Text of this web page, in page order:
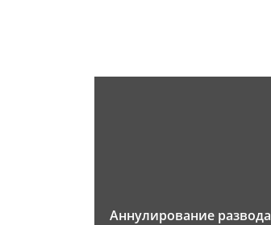
Аннулирование развода